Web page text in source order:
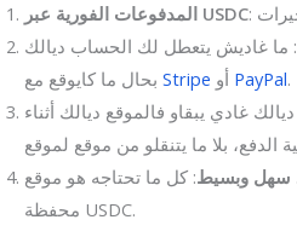
المدفوعات الفورية عبر USDC
: ما غاديش يتعطل لك الحساب ديالك
Stripe PayPal.
ديالك غادي يبقاو فالموقع ديالك أثناء
سهل وبسيط: كل ما تحتاجه هو موقع WordPress وعنوان
محفظة USDC.